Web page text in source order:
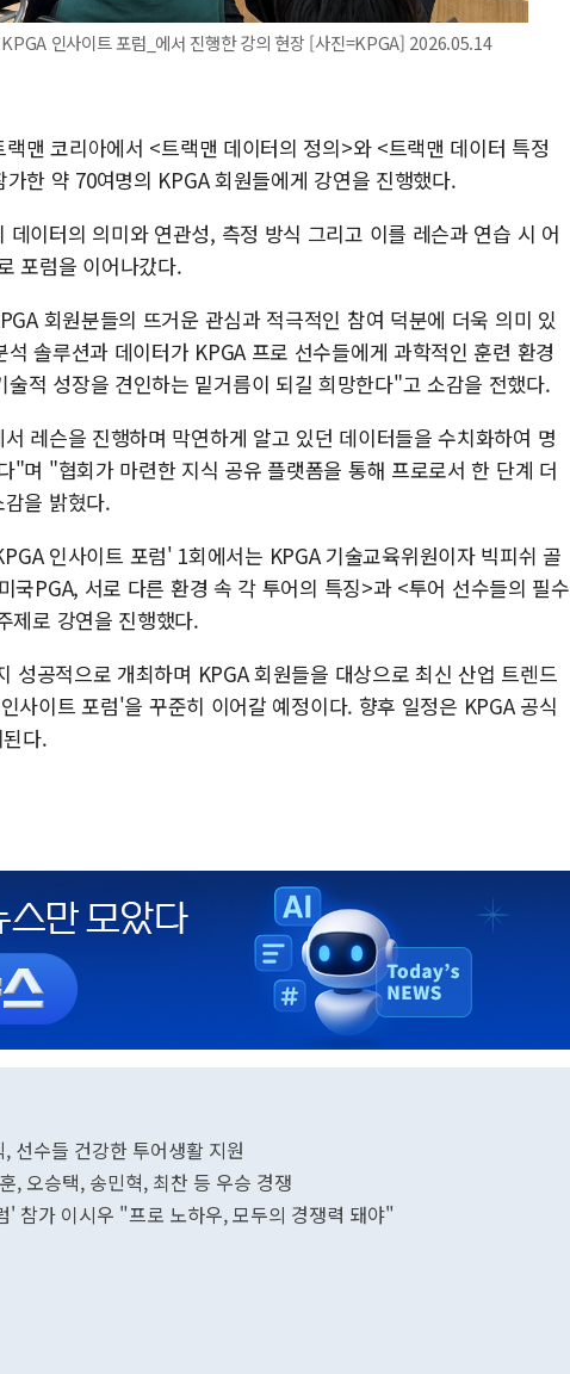
인사이트 포럼_에서 진행한 강의 현장 [사진=KPGA] 2026.05.14
맨 코리아에서 <트랙맨 데이터의 정의>와 <트랙맨 데이터 특정
한 약 70여명의 KPGA 회원들에게 강연을 진행했다.
이터의 의미와 연관성, 측정 방식 그리고 이를 레슨과 연습 시 어
포럼을 이어나갔다.
회원분들의 뜨거운 관심과 적극적인 참여 덕분에 더욱 의미 있
솔루션과 데이터가 KPGA 프로 선수들에게 과학적인 훈련 환경
적 성장을 견인하는 밑거름이 되길 희망한다"고 소감을 전했다.
레슨을 진행하며 막연하게 알고 있던 데이터들을 수치화하여 명
"며 "협회가 마련한 지식 공유 플랫폼을 통해 프로로서 한 단계 더
을 밝혔다.
인사이트 포럼' 1회에서는 KPGA 기술교육위원이자 빅피쉬 골
국PGA, 서로 다른 환경 속 각 투어의 특징>과 <투어 선수들의 필수
제로 강연을 진행했다.
성공적으로 개최하며 KPGA 회원들을 대상으로 최신 산업 트렌드
사이트 포럼'을 꾸준히 이어갈 예정이다. 향후 일정은 KPGA 공식
다.
선수들 건강한 투어생활 지원
, 오승택, 송민혁, 최찬 등 우승 경쟁
참가 이시우 "프로 노하우, 모두의 경쟁력 돼야"